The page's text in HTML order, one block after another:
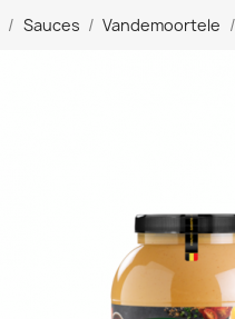
Sauces Vandemoortele